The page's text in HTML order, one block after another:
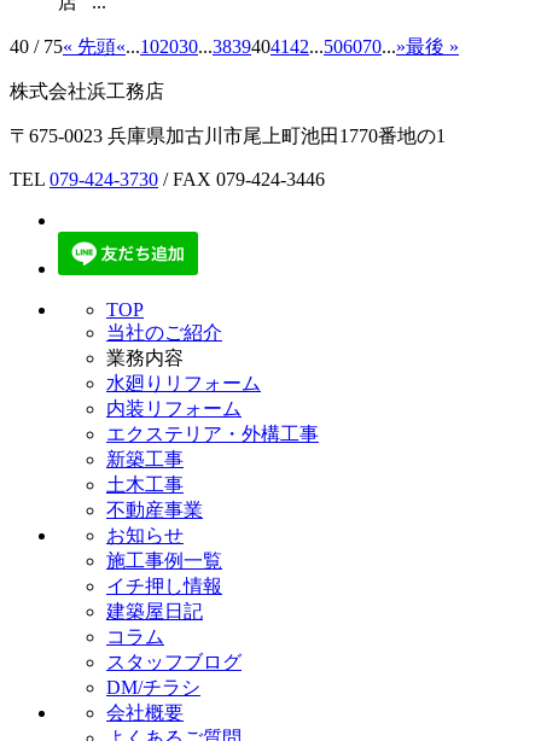
40 / 75« 先頭«...102030...3839404142...506070...»最後 »
株式会社浜工務店
〒675-0023 兵庫県加古川市尾上町池田1770番地の1
TEL 079-424-3730 / FAX 079-424-3446
TOP
当社のご紹介
業務内容
水廻りリフォーム
内装リフォーム
エクステリア・外構工事
新築工事
土木工事
不動産事業
お知らせ
施工事例一覧
イチ押し情報
建築屋日記
コラム
スタッフブログ
DM/チラシ
会社概要